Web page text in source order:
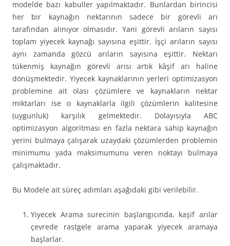
modelde bazı kabuller yapılmaktadır. Bunlardan birincisi
her bir kaynağın nektarının sadece bir görevli arı
tarafından alınıyor olmasıdır. Yani görevli arıların sayısı
toplam yiyecek kaynağı sayısına eşittir. İşçi arıların sayısı
aynı zamanda gözcü arıların sayısına eşittir. Nektarı
tükenmiş kaynağın görevli arısı artık kâşif arı haline
dönüşmektedir. Yiyecek kaynaklarının yerleri optimizasyon
problemine ait olası çözümlere ve kaynakların nektar
miktarları ise o kaynaklarla ilgili çözümlerin kalitesine
(uygunluk) karşılık gelmektedir. Dolayısıyla ABC
optimizasyon algoritması en fazla nektara sahip kaynağın
yerini bulmaya çalışarak uzaydaki çözümlerden problemin
minimumu yada maksimumunu veren noktayı bulmaya
çalışmaktadır.
Bu Modele ait süreç adımları aşağıdaki gibi verilebilir.
Yiyecek Arama surecinin başlangıcında, kaşif arılar
çevrede rastgele arama yaparak yiyecek aramaya
başlarlar.